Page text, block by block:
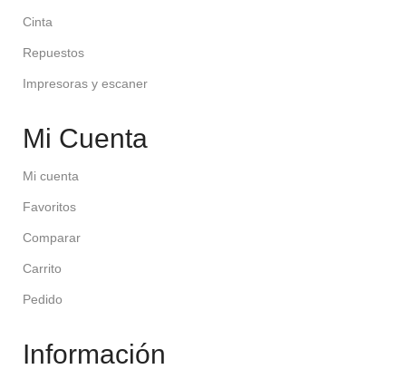
Cinta
Repuestos
Impresoras y escaner
Mi Cuenta
Mi cuenta
Favoritos
Comparar
Carrito
Pedido
Información